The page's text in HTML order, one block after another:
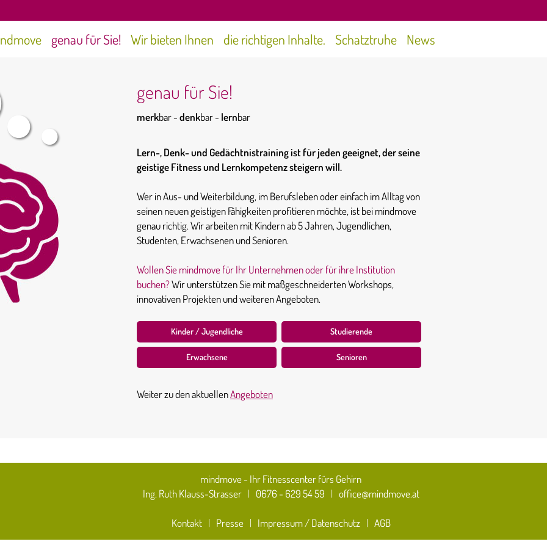
genau für Sie! Wir bieten Ihnen die richtigen Inhalte. Schatztruhe News
genau für Sie!
merkbar -denkbar - lernbar
Lern-, Denk- und Gedächtnistraining ist für jeden geeignet, der seine
geistige Fitness und Lernkompetenz steigern will.
Wer in Aus- und Weiterbildung, im Berufsleben oder einfach im Alltag von
seinen neuen geistigen Fähigkeiten profitieren möchte, ist bei mindmove
genau richtig. Wir arbeiten mit Kindern ab 5 Jahren, Jugendlichen,
Studenten, Erwachsenen und Senioren.
Wollen Sie mindmove für Ihr Unternehmen oder für ihre Institution
buchen?Wir unterstützen Sie mit maßgeschneiderten Workshops,
innovativen Projekten und weiteren Angeboten.
Kinder / Jugendliche Studierende
Erwachsene Senioren
Weiter zu den aktuellenAngeboten
mindmove - Ihr Fitnesscenter fürs Gehirn
Ing. Ruth Klauss-Strasser | 0676 - 629 54 59 | office@mindmove.at
Kontakt | Presse | Impressum / Datenschutz | AGB